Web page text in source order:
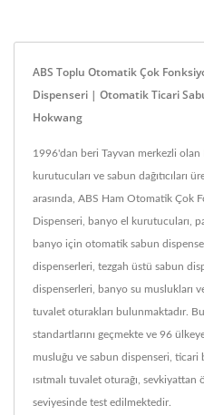
ABS Toplu Otomatik Çok
Dispenseri | Otomatik Ticari
Hokwang
1996'dan beri Tayvan merkezli olan
kurutucuları ve sabun dağıtıcıları
arasında, ABS Ham Otomatik Çok
Dispenseri, banyo el kurutucuları,
banyo için otomatik sabun
dispenserleri, tezgah üstü sabun
dispenserleri, banyo su muslukları ve
tuvalet oturakları bulunmaktadır.
standartlarını geçmekte ve 96
musluğu ve sabun dispenseri, ticari
ısıtmalı tuvalet oturağı,
seviyesinde test edilmektedir.